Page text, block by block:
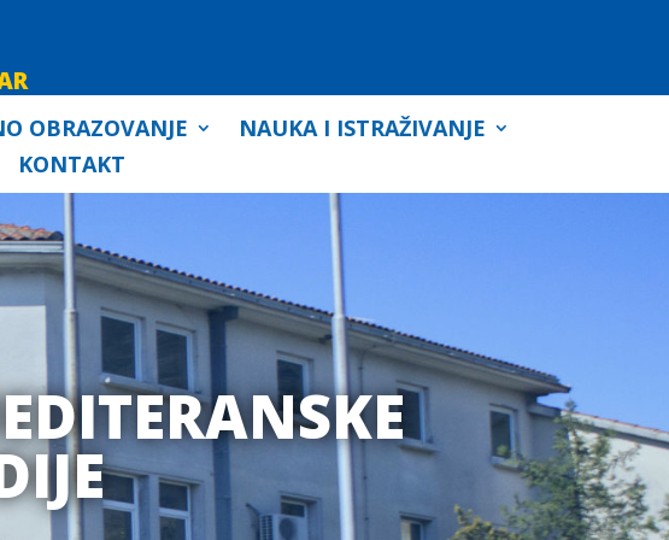
OBRAZOVANJE
NAUKA I ISTRAŽIVANJE
KONTAKT